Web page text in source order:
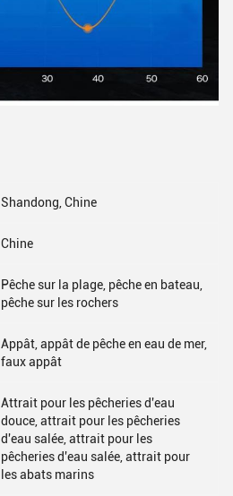
Shandong, Chine
Chine
Pêche sur la plage, pêche en bateau,
pêche sur les rochers
Appât, appât de pêche en eau de mer,
faux appât
Attrait pour les pêcheries d'eau
douce, attrait pour les pêcheries
d'eau salée, attrait pour les
pêcheries d'eau salée, attrait pour
les abats marins